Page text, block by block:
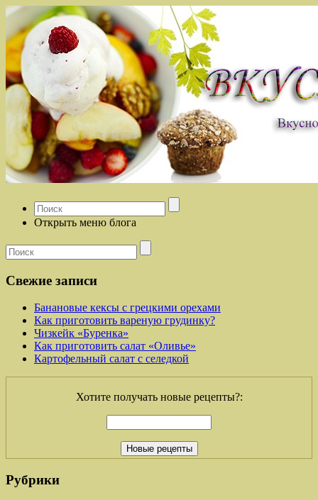
Открыть меню блога
Свежие записи
Банановые кексы с грецкими орехами
Как приготовить вареную грудинку?
Чизкейк «Буренка»
Как приготовить салат «Оливье»
Картофельный салат с селедкой
Хотите получать новые рецепты?:
Рубрики